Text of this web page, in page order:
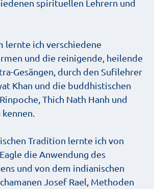
spirituellen Lehrern und
lernte ich verschiedene
und die reinigende, heilende
Gesängen, durch den Sufilehrer
Khan und die buddhistischen
Thich Nath Hanh und
Tradition lernte ich von
die Anwendung des
und von dem indianischen
Josef Rael, Methoden